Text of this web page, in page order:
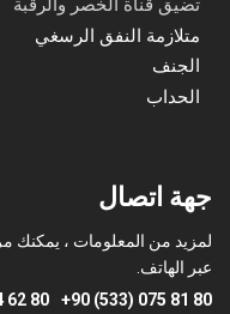
تضيق قناة الخصر والرقبة
متلازمة النفق الرسغي
الجنف
الحداب
جهة اتصال
لمزيد من المعلومات ، يمكنك
عبر الهاتف.
+90 (533) 075 81 80
62 80